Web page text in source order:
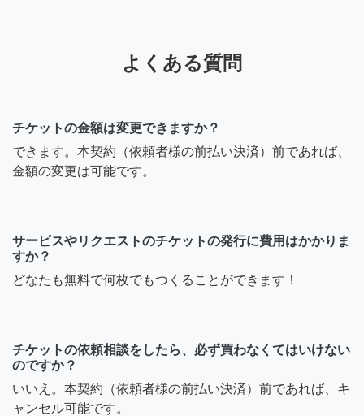
よくある質問
チケットの金額は変更できますか？
できます。本契約（依頼者様の前払い決済）前であれば、
金額の変更は可能です。
サービスやリクエストのチケットの発行に費用はかかりま
すか？
どなたも無料で何枚でもつくることができます！
チケットの依頼相談をしたら、必ず買わなくてはいけない
のですか？
いいえ。本契約（依頼者様の前払い決済）前であれば、キ
ャンセル可能です。